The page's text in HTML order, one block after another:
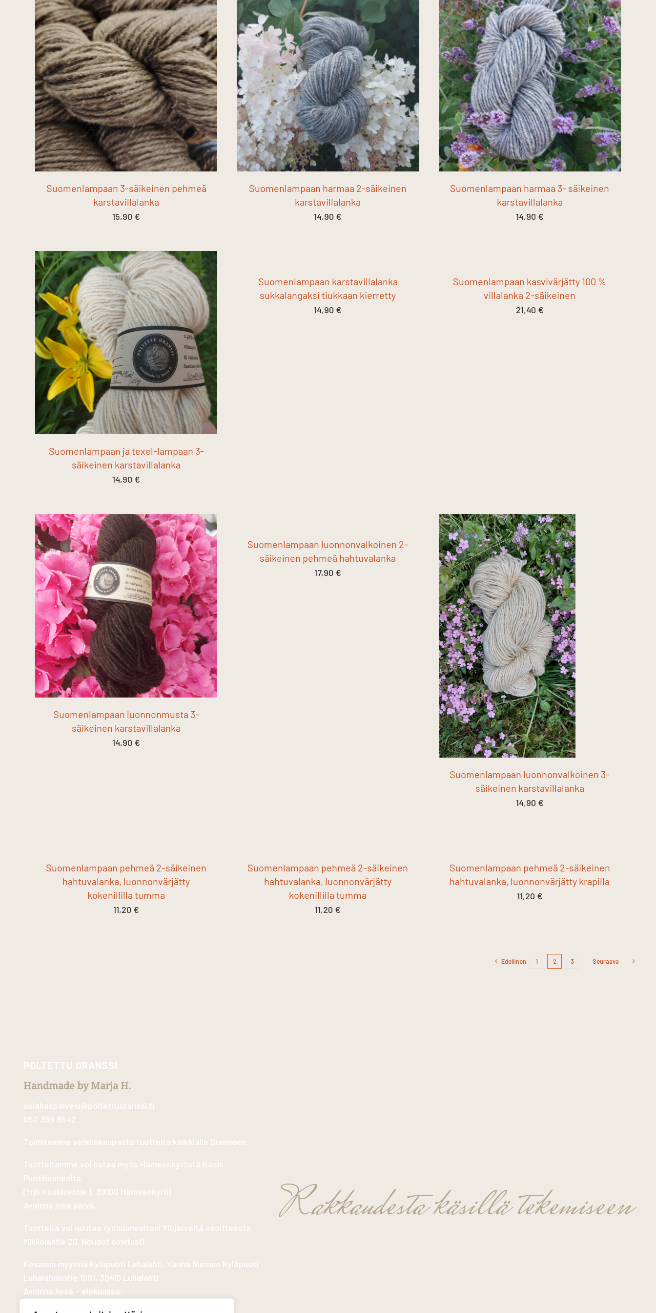
Suomenlampaan 3-säikeinen pehmeä
karstavillalanka
15,90 €
Suomenlampaan harmaa 2-säikeinen
karstavillalanka
14,90 €
Suomenlampaan harmaa 3- säikeinen
karstavillalanka
14,90 €
Suomenlampaan ja texel-lampaan 3-
säikeinen karstavillalanka
14,90 €
Suomenlampaan karstavillalanka
sukkalangaksi tiukkaan kierretty
14,90 €
Suomenlampaan kasvivärjätty 100 %
villalanka 2-säikeinen
21,40 €
Suomenlampaan luonnonmusta 3-
säikeinen karstavillalanka
14,90 €
Suomenlampaan luonnonvalkoinen 2-
säikeinen pehmeä hahtuvalanka
17,90 €
Suomenlampaan luonnonvalkoinen 3-
säikeinen karstavillalanka
14,90 €
Suomenlampaan pehmeä 2-säikeinen
hahtuvalanka, luonnonvärjätty
kokenillilla tumma
11,20 €
Suomenlampaan pehmeä 2-säikeinen
hahtuvalanka, luonnonvärjätty
kokenillilla tumma
11,20 €
Suomenlampaan pehmeä 2-säikeinen
hahtuvalanka, luonnonvärjätty krapilla
11,20 €
Edellinen 1 2 3 Seuraava
POLTETTU ORANSSI
Handmade by Marja H.
asiakaspalvelu@poltettuoranssi.fi
050 359 8542
Toimitamme verkkokaupasta tuotteita kaikkialle Suomeen.
Tuotteitamme voi ostaa myös Hämeenkyröstä Käsin
Puotihuoneelta
(Yrjö Koskisentie 1, 39100 Hämeenkyrö)
Avoinna joka päivä.
Tuotteita voi noutaa työhuoneeltani Ylöjärveltä osoitteesta
Mikkolantie 20. Noudot sovitusti.
Kesäisin myyntiä Kyläpuoti Luhalahti, Vanha Niemen Kyläpuoti
Luhalahdentie 1991, 39410 Luhalahti
Avoinna kesä – elokuussa:
Rakkaudesta käsillä tekemiseen